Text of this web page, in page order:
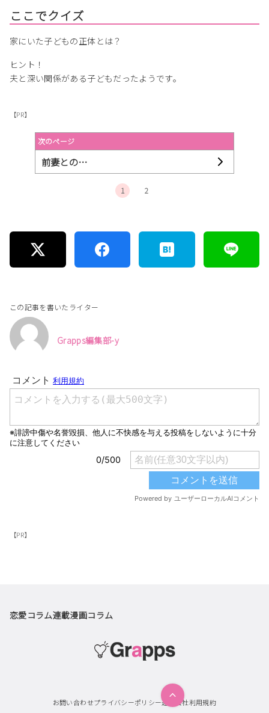
ここでクイズ
家にいた子どもの正体とは？
ヒント！
夫と深い関係がある子どもだったようです。
【PR】
次のページ
前妻との…
1 2
この記事を書いたライター
Grapps編集部-y
【PR】
恋愛コラム連載漫画コラム
お問い合わせプライバシーポリシー運営会社利用規約